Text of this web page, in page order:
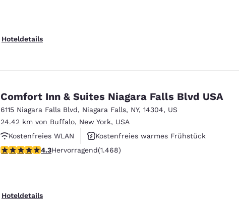
Hoteldetails
Comfort Inn & Suites Niagara Falls Blvd USA
6115 Niagara Falls Blvd, Niagara Falls, NY, 14304, US
24.42 km von Buffalo, New York, USA
Kostenfreies WLAN
Kostenfreies warmes Frühstück
Rauchfrei
4.35-Sterne-Bewertung. Hervorragend. 1468 Bewertungen
4.3Hervorragend(1.468)
Hoteldetails